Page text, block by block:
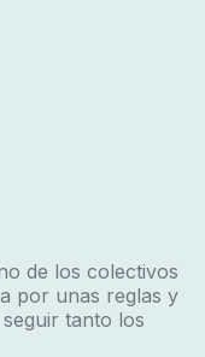
de los colectivos
por unas reglas y
tanto los